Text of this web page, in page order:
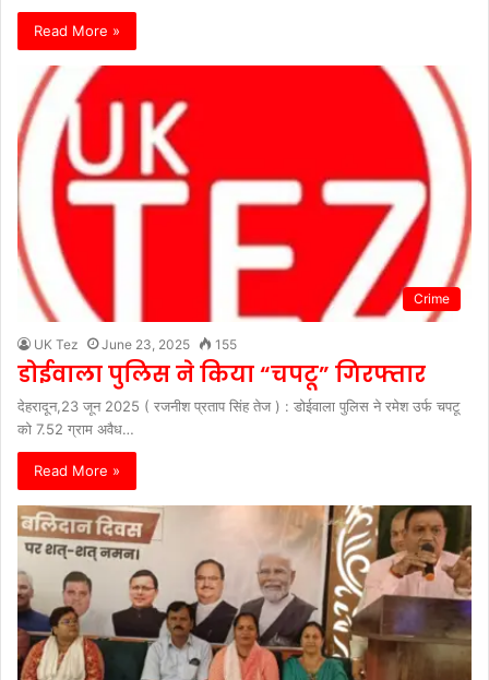
Read More »
Crime
UK Tez June 23, 2025 155
डोईवाला पुलिस ने किया “चपटू” गिरफ्तार
देहरादून,23 जून 2025 ( रजनीश प्रताप सिंह तेज ) : डोईवाला पुलिस ने रमेश उर्फ चपटू
को 7.52 ग्राम अवैध…
Read More »